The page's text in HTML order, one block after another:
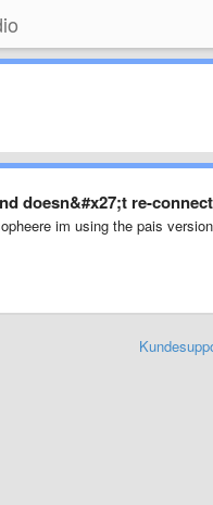
doesn&#x27;t re-connect
im using the pais